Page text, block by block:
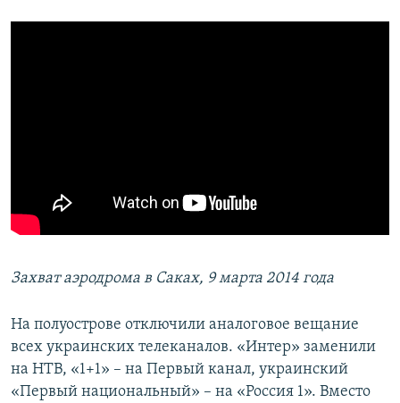
Захват аэродрома в Саках, 9 марта 2014 года
На полуострове отключили аналоговое вещание
всех украинских телеканалов. «Интер» заменили
на НТВ, «1+1» – на Первый канал, украинский
«Первый национальный» – на «Россия 1». Вместо